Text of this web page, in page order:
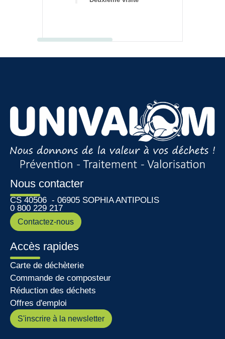
Nous contacter
CS 40506 - 06905 SOPHIA ANTIPOLIS
0 800 229 217
Contactez-nous
Accès rapides
Carte de déchèterie
Commande de composteur
Réduction des déchets
Offres d'emploi
S'inscrire à la newsletter